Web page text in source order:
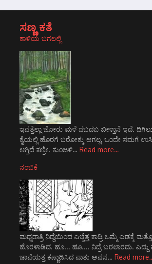
ಸಣ್ಣ ಕತೆ
ಕಾಳಿಯ ಬಗಲಲ್ಲಿ
ಇವತ್ತೆಲ್ಲಾ ಜೋರು ಮಳೆ ದಬದಬ ಬೀಳ್ತಾನೆ ಇದೆ. ದಿಗಿಲು
ಕೈಯಲ್ಲಿ ಹೊರಗೆ ಬರೋಕ್ಕು ಆಗಲ್ಲ, ಒಂದೇ ಸಮಗೆ
ಆಗ್ತಿದೆ ಕಣ್ರೀ. ಕುಂಜಳಿ… Read more…
ನಂಬಿಕೆ
ಮಧ್ಯರಾತ್ರಿ ನಿದ್ದೆಯಿಂದ ಎಚ್ಚೆತ್ತ ಕಾದ್ರಿ ಒಮ್ಮೆ ಎಡಕ್ಕೆ
ಹೊರಳಾಡಿದ. ಹೂ... ಹೂ.... ನಿದ್ರೆ ಬರಲಾರದು. ಎದ್ದು
ಚಾಪೆಯತ್ತ ಕಣ್ಣಾಡಿಸಿದ ಪಾತು ಅವನ… Read